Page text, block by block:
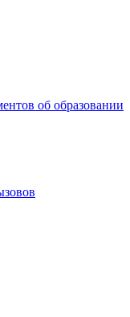
об образовании